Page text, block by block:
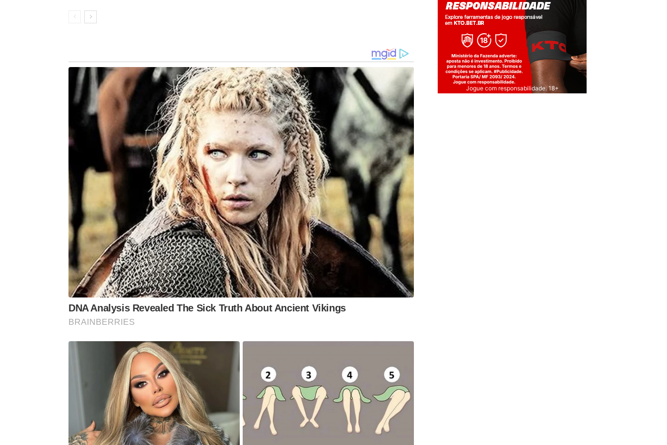
“A utilização de cães como uma ferramenta de perícia é um
projeto pioneiro no Brasil. Além de ter um custo mais barato
para a polícia, tem demonstrado ser uma técnica mais precisa
na descoberta de sangue humano no cenário do crime”, diz a
SSP. Os animais já são amplamente utilizados pela polícia
federal para identificar drogas, por exemplo.
“Geralmente, para descobrir algum vestígio de sangue latente, os peritos criminais
utilizam o luminol, um produto químico que reage com o ferro do sangue e emite uma
luz fluorescente. Porém, em amostras diluídas ou em áreas muito iluminadas e
extensas, o reagente não produz o efeito desejado – além de ser um produto de alto
custo”, afirma a pasta.
O cão perito Mani já descobriu manchas de sangue em um veículo seis meses após o
crime e, em uma camiseta, um ano após. “Mas isso depende de vários fatores, de
como aquele material se preservou em meio ao processo de degradação”, diz
o detalhe para que o cão não vicie no mesmo tipo sanguíneo e mesmo material, já
que o sangue de hoje não é o mesmo daqui 30 dias. Os cachorros são treinados para
lidar com essas nuances”, afirma o perito.
O policial desenvolve um projeto de mestrado na Universidade Federal de São Paulo
(Unifesp) de São José dos Campos para elaborar o protocolo de treinamento e
utilização de cães pela polícia. Ele espera que, no futuro, cada núcleo da Polícia
Científica de São Paulo tenha o seu próprio cão para apoiar as equipes em campo.
DNA Analysis Revealed The Sick Truth About Ancient Vikings
BRAINBERRIES
Jogue com responsabilidade. 18+